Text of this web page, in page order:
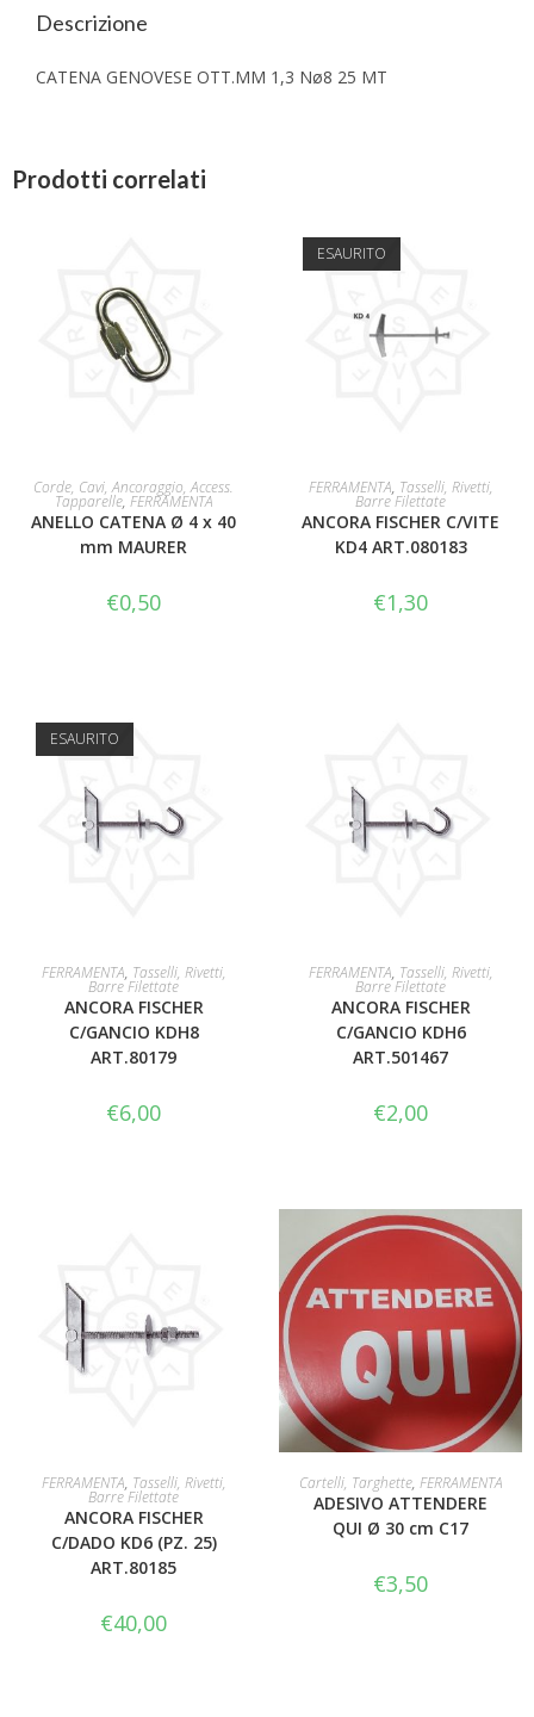
Descrizione
CATENA GENOVESE OTT.MM 1,3 Nø8 25 MT
Prodotti correlati
AGGIUNGI AL CARRELLO
Corde, Cavi, Ancoraggio, Access.
Tapparelle, FERRAMENTA
ANELLO CATENA Ø 4 x 40
mm MAURER
€0,50
ESAURITO
LEGGI TUTTO
FERRAMENTA, Tasselli, Rivetti,
Barre Filettate
ANCORA FISCHER C/VITE
KD4 ART.080183
€1,30
ESAURITO
LEGGI TUTTO
FERRAMENTA, Tasselli, Rivetti,
Barre Filettate
ANCORA FISCHER
C/GANCIO KDH8
ART.80179
€6,00
AGGIUNGI AL CARRELLO
FERRAMENTA, Tasselli, Rivetti,
Barre Filettate
ANCORA FISCHER
C/GANCIO KDH6
ART.501467
€2,00
AGGIUNGI AL CARRELLO
FERRAMENTA, Tasselli, Rivetti,
Barre Filettate
ANCORA FISCHER
C/DADO KD6 (PZ. 25)
ART.80185
€40,00
AGGIUNGI AL CARRELLO
Cartelli, Targhette, FERRAMENTA
ADESIVO ATTENDERE
QUI Ø 30 cm C17
€3,50